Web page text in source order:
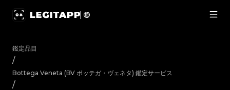
鑑定品目
/
Bottega Veneta (BV ボッテガ・ヴェネタ) 鑑定サービス
/